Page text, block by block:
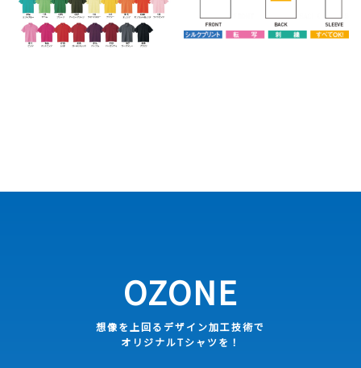
OZONE
想像を上回るデザイン加工技術で
オリジナルTシャツを！